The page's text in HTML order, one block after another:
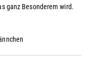
ganz Besonderem wird.